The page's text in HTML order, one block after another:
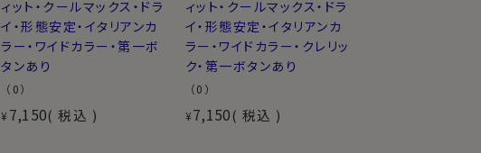
ィット・クールマックス・ドラ
イ・形態安定・イタリアンカ
ラー・ワイドカラー・第一ボ
タンあり
（0）
¥ 7,150 税込
ィット・クールマックス・ドラ
イ・形態安定・イタリアンカ
ラー・ワイドカラー・クレリッ
ク・第一ボタンあり
（0）
¥7,150 税込